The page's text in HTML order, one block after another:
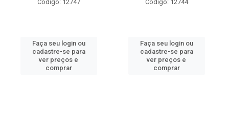
Código: 12747
Faça seu login ou
cadastre-se para
ver preços e
comprar
Código: 12744
Faça seu login ou
cadastre-se para
ver preços e
comprar